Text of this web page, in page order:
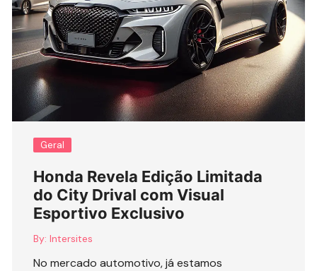
Geral
Honda Revela Edição Limitada
do City Drival com Visual
Esportivo Exclusivo
By: Intersites
No mercado automotivo, já estamos